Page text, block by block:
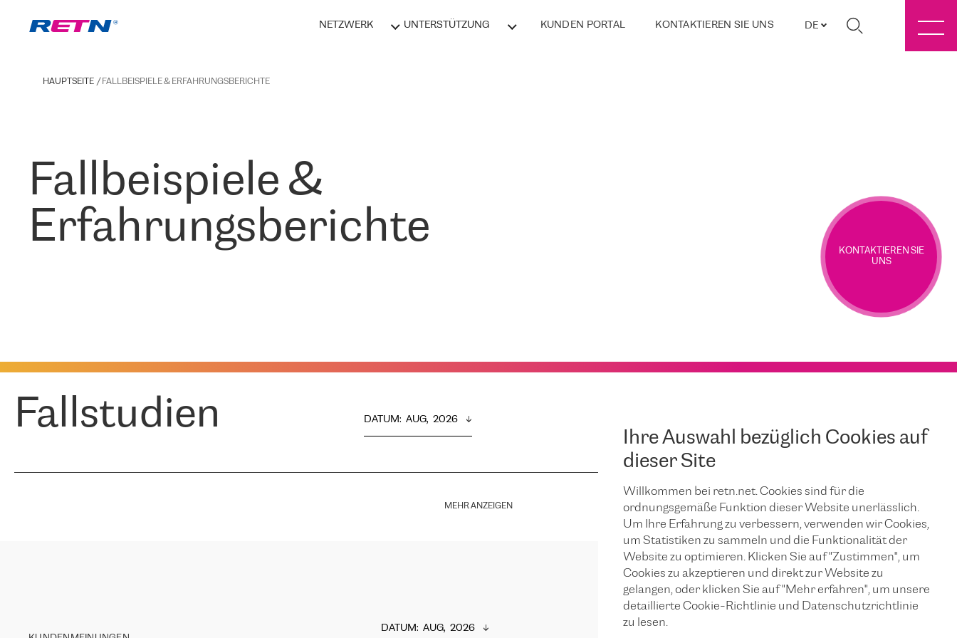
NETZWERK UNTERSTÜTZUNG KUNDEN PORTAL KONTAKTIEREN SIE UNS DE
Ihre Auswahl bezüglich Cookies auf
dieser Site
Willkommen bei retn.net. Cookies sind für die
ordnungsgemäße Funktion dieser Website unerlässlich.
Um Ihre Erfahrung zu verbessern, verwenden wir Cookies,
um Statistiken zu sammeln und die Funktionalität der
Website zu optimieren. Klicken Sie auf "Zustimmen", um
Cookies zu akzeptieren und direkt zur Website zu
gelangen, oder klicken Sie auf "Mehr erfahren", um unsere
detaillierte Cookie-Richtlinie und Datenschutzrichtlinie
zu lesen.
HAUPTSEITE FALLBEISPIELE & ERFAHRUNGSBERICHTE
Fallbeispiele &
Erfahrungsberichte
KONTAKTIEREN SIE
UNS
Fallstudien DATUM: AUG,  2026
MEHR ANZEIGEN
DATUM: AUG,  2026